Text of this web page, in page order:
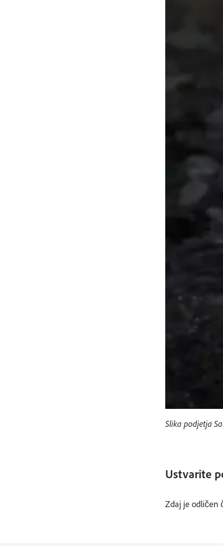
Slika podjetja
Ustvarite
Zdaj je odličen